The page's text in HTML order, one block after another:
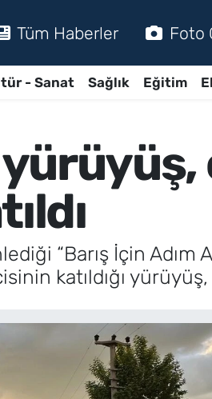
Tüm Haberler Foto
- Sanat Sağlık Eğitim
“Barış İçin
katıldığı